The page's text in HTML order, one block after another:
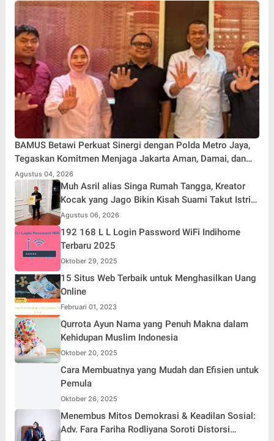
BAMUS Betawi Perkuat Sinergi dengan Polda Metro Jaya,
Tegaskan Komitmen Menjaga Jakarta Aman, Damai, dan
Kondusif Jelang HUT ke-81 Republik Indonesia
Agustus 04, 2026
Muh Asril alias Singa Rumah Tangga, Kreator
Kocak yang Jago Bikin Kisah Suami Takut Istri
Jadi Hiburan
Agustus 06, 2026
192 168 L L Login Password WiFi Indihome
Terbaru 2025
Oktober 29, 2025
15 Situs Web Terbaik untuk Menghasilkan Uang
Online
Februari 01, 2023
Qurrota Ayun Nama yang Penuh Makna dalam
Kehidupan Muslim Indonesia
Oktober 20, 2025
Cara Membuatnya yang Mudah dan Efisien untuk
Pemula
Oktober 26, 2025
Menembus Mitos Demokrasi & Keadilan Sosial:
Adv. Fara Fariha Rodliyana Soroti Distorsi